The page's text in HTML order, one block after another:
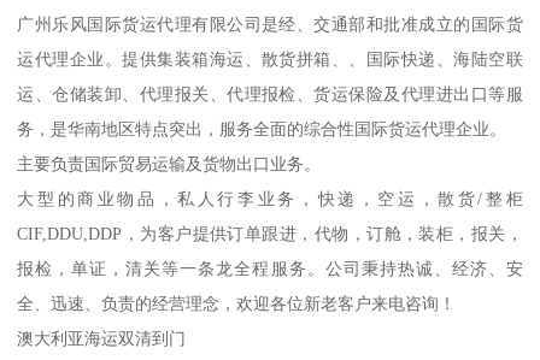
广州乐风国际货运代理有限公司是经、交通部和批准成立的国际货
运代理企业。提供集装箱海运、散货拼箱、、国际快递、海陆空联
运、仓储装卸、代理报关、代理报检、货运保险及代理进出口等服
务，是华南地区特点突出，服务全面的综合性国际货运代理企业。
主要负责国际贸易运输及货物出口业务。
大型的商业物品，私人行李业务，快递，空运，散货/整柜
CIF,DDU,DDP，为客户提供订单跟进，代物，订舱，装柜，报关，
报检，单证，清关等一条龙全程服务。公司秉持热诚、经济、安
全、迅速、负责的经营理念，欢迎各位新老客户来电咨询！
澳大利亚海运双清到门